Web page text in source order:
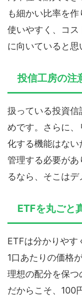
も細かい比率を
使いやすく、コス
に向いていると思
投信工房の注
扱っている投資
めです。さらに
化する機能はな
管理する必要が
るなら、そこはデ
ETFを丸ごと
ETFは分かりやす
1口あたりの価格
理想の配分を保つ
だからこそ、100